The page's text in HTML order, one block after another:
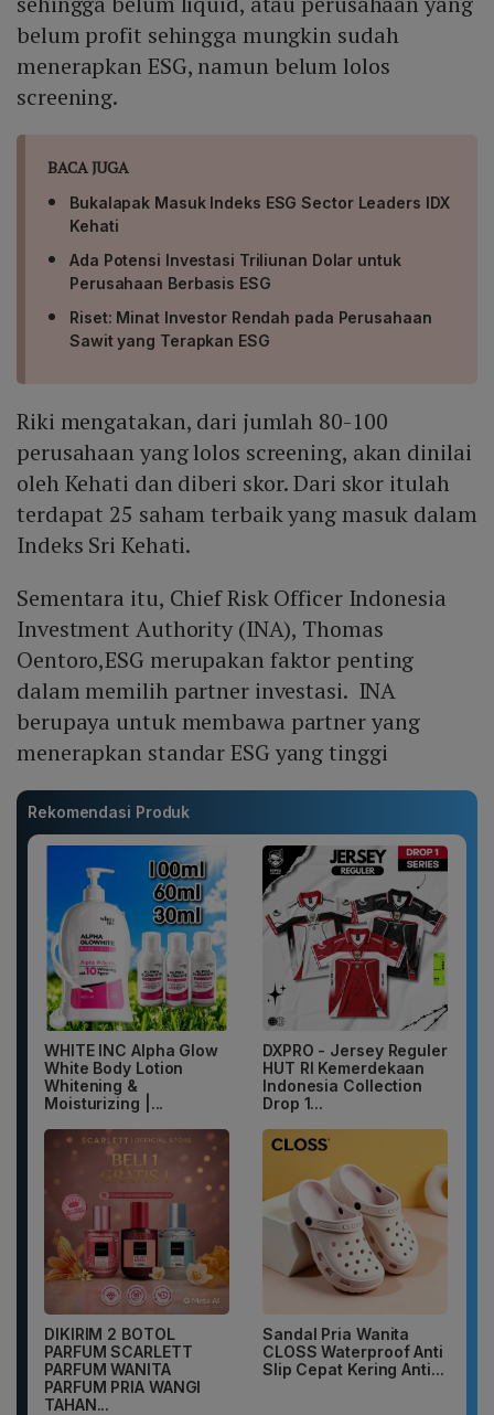
belum profit sehingga mungkin sudah
menerapkan ESG, namun belum lolos
screening.
BACA JUGA
Bukalapak Masuk Indeks ESG Sector Leaders IDX
Kehati
Ada Potensi Investasi Triliunan Dolar untuk
Perusahaan Berbasis ESG
Riset: Minat Investor Rendah pada Perusahaan
Sawit yang Terapkan ESG
Riki mengatakan, dari jumlah 80-100
perusahaan yang lolos screening, akan dinilai
oleh Kehati dan diberi skor. Dari skor itulah
terdapat 25 saham terbaik yang masuk dalam
Indeks Sri Kehati.
Sementara itu, Chief Risk Officer Indonesia
Investment Authority (INA), Thomas
Oentoro,ESG merupakan faktor penting
dalam memilih partner investasi. INA
berupaya untuk membawa partner yang
menerapkan standar ESG yang tinggi
Rekomendasi Produk
WHITE INC Alpha Glow
White Body Lotion
Whitening &
Moisturizing |...
DXPRO - Jersey Reguler
HUT RI Kemerdekaan
Indonesia Collection
Drop 1...
DIKIRIM 2 BOTOL
PARFUM SCARLETT
PARFUM WANITA
PARFUM PRIA WANGI
TAHAN...
Sandal Pria Wanita
CLOSS Waterproof Anti
Slip Cepat Kering Anti...